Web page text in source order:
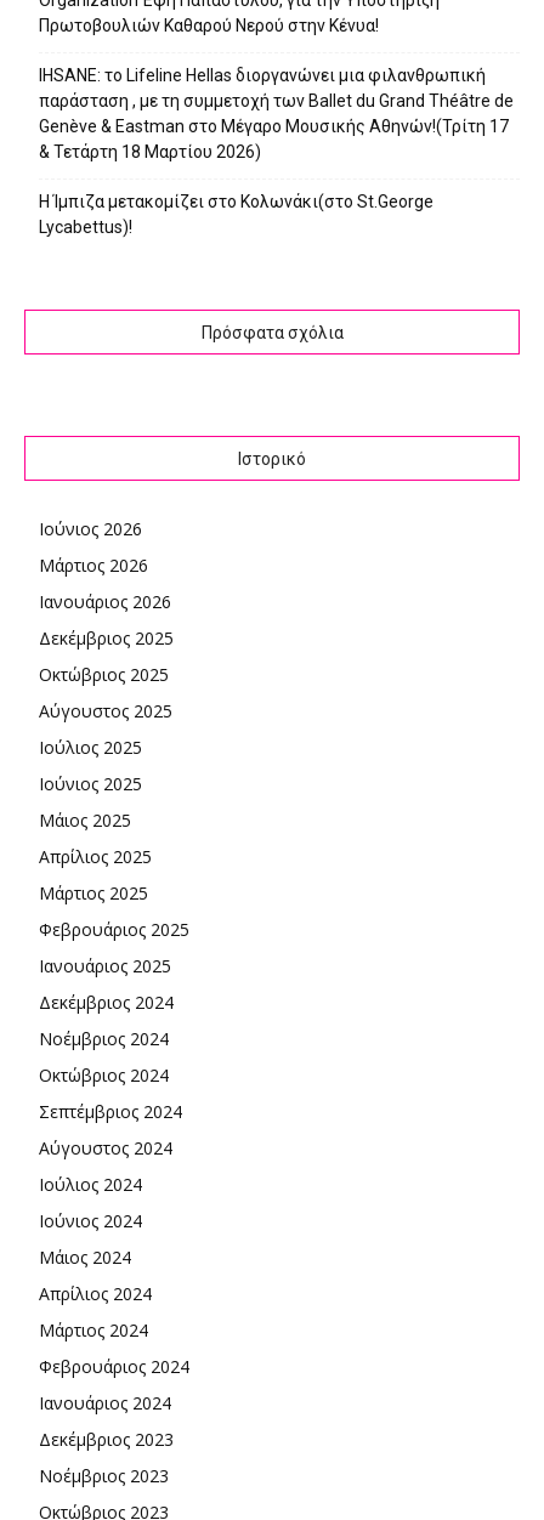
Πρωτοβουλιών Καθαρού Νερού στην Κένυα!
IHSANE: το Lifeline Hellas διοργανώνει μια φιλανθρωπική
παράσταση , με τη συμμετοχή των Ballet du Grand Théâtre de
Genève & Eastman στο Μέγαρο Μουσικής Αθηνών!(Τρίτη 17
& Τετάρτη 18 Μαρτίου 2026)
Η Ίμπιζα μετακομίζει στο Κολωνάκι(στο St.George
Lycabettus)!
Πρόσφατα σχόλια
Ιστορικό
Ιούνιος 2026
Μάρτιος 2026
Ιανουάριος 2026
Δεκέμβριος 2025
Οκτώβριος 2025
Αύγουστος 2025
Ιούλιος 2025
Ιούνιος 2025
Μάιος 2025
Απρίλιος 2025
Μάρτιος 2025
Φεβρουάριος 2025
Ιανουάριος 2025
Δεκέμβριος 2024
Νοέμβριος 2024
Οκτώβριος 2024
Σεπτέμβριος 2024
Αύγουστος 2024
Ιούλιος 2024
Ιούνιος 2024
Μάιος 2024
Απρίλιος 2024
Μάρτιος 2024
Φεβρουάριος 2024
Ιανουάριος 2024
Δεκέμβριος 2023
Νοέμβριος 2023
Οκτώβριος 2023